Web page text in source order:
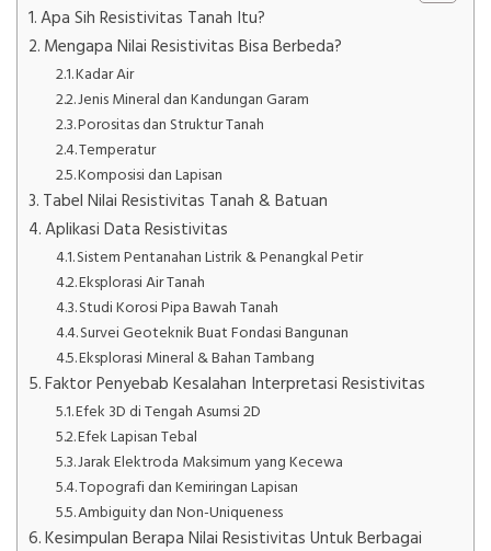
Apa Sih Resistivitas Tanah Itu?
Mengapa Nilai Resistivitas Bisa Berbeda?
Kadar Air
Jenis Mineral dan Kandungan Garam
Porositas dan Struktur Tanah
Temperatur
Komposisi dan Lapisan
Tabel Nilai Resistivitas Tanah & Batuan
Aplikasi Data Resistivitas
Sistem Pentanahan Listrik & Penangkal Petir
Eksplorasi Air Tanah
Studi Korosi Pipa Bawah Tanah
Survei Geoteknik Buat Fondasi Bangunan
Eksplorasi Mineral & Bahan Tambang
Faktor Penyebab Kesalahan Interpretasi Resistivitas
Efek 3D di Tengah Asumsi 2D
Efek Lapisan Tebal
Jarak Elektroda Maksimum yang Kecewa
Topografi dan Kemiringan Lapisan
Ambiguity dan Non-Uniqueness
Kesimpulan Berapa Nilai Resistivitas Untuk Berbagai